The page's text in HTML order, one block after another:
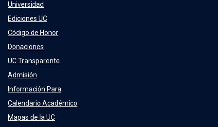
Universidad
Ediciones UC
Código de Honor
Donaciones
UC Transparente
Admisión
Información Para
Calendario Académico
Mapas de la UC